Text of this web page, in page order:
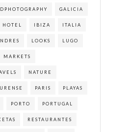
GALICIA
HOTEL IBIZA ITALIA
LOOKS LUGO
MARKETS
NATURE
PARIS PLAYAS
PORTO PORTUGAL
RESTAURANTES